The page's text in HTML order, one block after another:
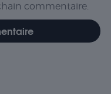
commentaire.